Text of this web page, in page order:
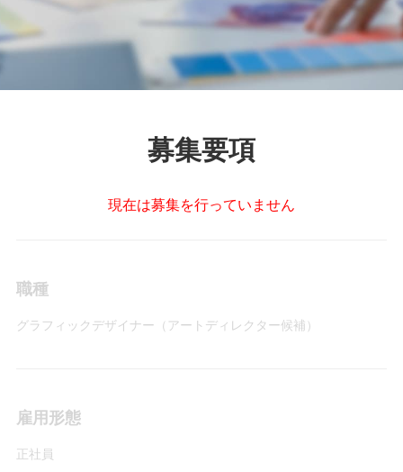
募集要項
現在は募集を行っていません
職種
グラフィックデザイナー（アートディレクター候補）
雇用形態
正社員